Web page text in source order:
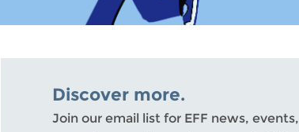
Discover more.
Join our email list for EFF news, events,